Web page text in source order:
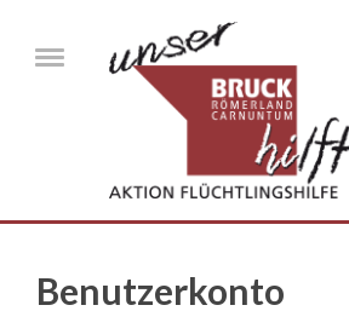
Menu
Benutzerkonto